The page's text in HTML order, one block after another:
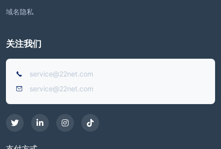
域名隐私
关注我们
service@22net.com
service@22net.com